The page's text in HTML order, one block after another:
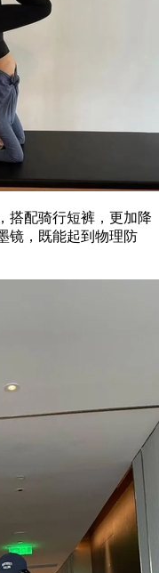
配骑行短裤，更加降
镜，既能起到物理防